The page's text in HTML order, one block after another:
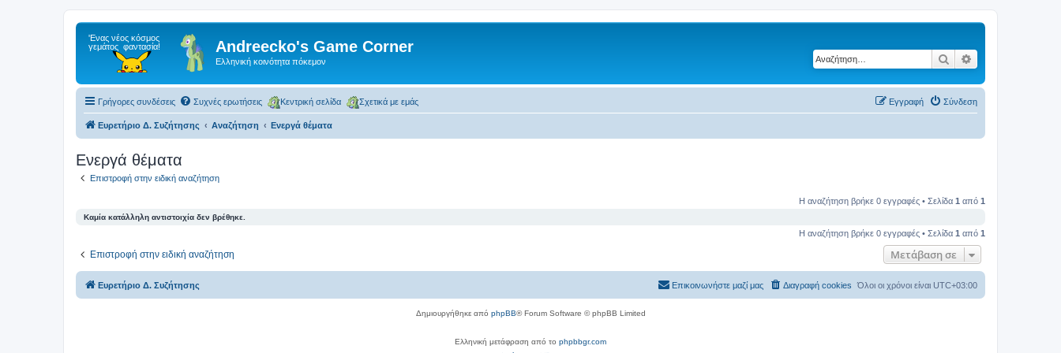
Andreecko's Game Corner
Ελληνική κοινότητα πόκεμον Αναζήτηση
Γρήγορες συνδέσεις Συχνές ερωτήσεις Κεντρική σελίδα Σχετικά με εμάς Σύνδεση
Εγγραφή
Ευρετήριο Δ. Συζήτησης Αναζήτηση Ενεργά θέματα
Ενεργά θέματα
Επιστροφή στην ειδική αναζήτηση
Η αναζήτηση βρήκε 0 εγγραφές • Σελίδα 1 από 1
Καμία κατάλληλη αντιστοιχία δεν βρέθηκε.
Η αναζήτηση βρήκε 0 εγγραφές • Σελίδα 1 από 1
Επιστροφή στην ειδική αναζήτηση Μετάβαση σε
Ευρετήριο Δ. Συζήτησης Όλοι οι χρόνοι είναι UTC+03:00
Διαγραφή cookies
Επικοινωνήστε μαζί μας
Δημιουργήθηκε από phpBB® Forum Software © phpBB Limited
Ελληνική μετάφραση από το phpbbgr.com